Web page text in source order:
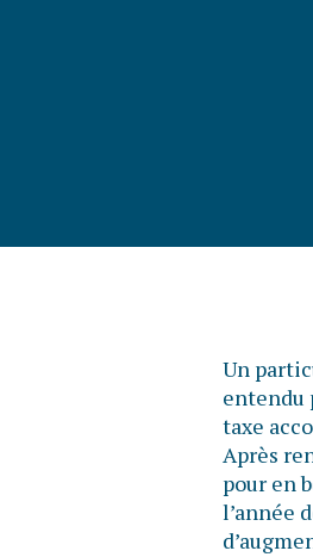
Un
entendu
taxe
Après
pour en
l’année